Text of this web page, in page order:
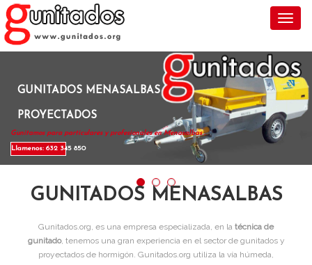
GUNITADOS MENASALBAS
PROYECTADOS
Gunitamos para particulares y profesionales en Menasalbas .
Llamenos: 632 345 850
GUNITADOS MENASALBAS
Gunitados.org, es una empresa especializada, en la técnica de
gunitado, tenemos una gran experiencia en el sector de gunitados y
proyectados de hormigón. Gunitados.org utiliza la vía húmeda,